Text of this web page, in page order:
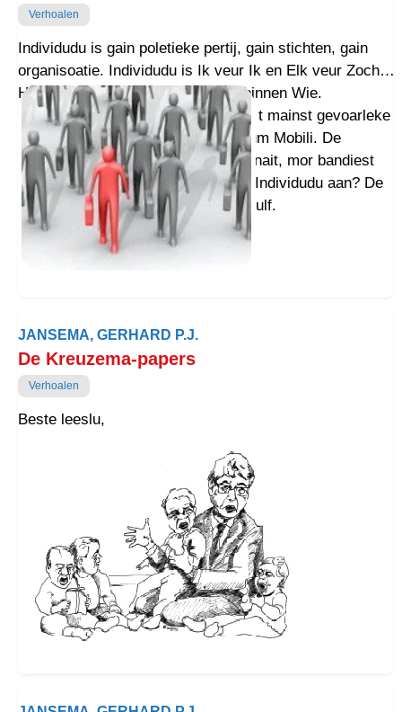
Verhoalen
Individudu is gain poletieke pertij, gain stichten, gain
organisoatie. Individudu is Ik veur Ik en Elk veur Zoch.
Haailege oorlog tegen WbW, Wie binnen Wie.
Individudu striedt as Anonymus mit t mainst gevoarleke
woapen van dizze tied, de Perpetuum Mobili. De
influence blues flustert nait, lustert nait, mor bandiest
over de pleneet. En wèl lopt achter Individudu aan? De
Homo individudu sapiens zulf, vanzulf.
JANSEMA, GERHARD P.J.
De Kreuzema-papers
Verhoalen
Beste leeslu,